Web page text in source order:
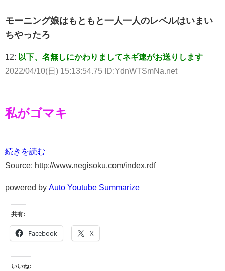
モーニング娘はもともと一人一人のレベルはいまい
ちやったろ
12: 以下、名無しにかわりましてネギ速がお送りします
2022/04/10(日) 15:13:54.75 ID:YdnWTSmNa.net
私がゴマキ
続きを読む
Source: http://www.negisoku.com/index.rdf
powered by Auto Youtube Summarize
共有:
Facebook X
いいね: